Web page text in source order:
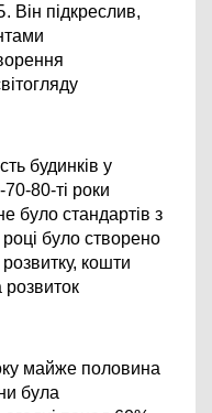
Він підкреслив,
будинків у
80-ті роки
було стандартів з
було створено
кошти
розвиток
майже половина
була